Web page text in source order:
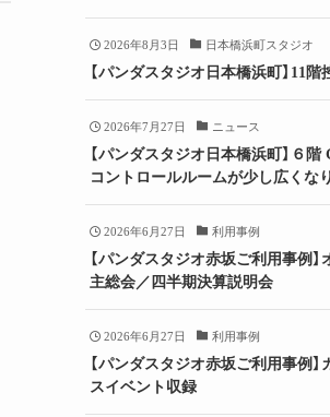
2026年8月3日 日本橋浜町スタジオ
【パンダスタジオ日本橋浜町】11
2026年7月27日 ニュース
【パンダスタジオ日本橋浜町】６
コントロールルームが少し広くな
2026年6月27日 利用事例
【パンダスタジオ赤坂ご利用事例】
主総会／四半期決算説明会
2026年6月27日 利用事例
【パンダスタジオ赤坂ご利用事例】
スイベント収録